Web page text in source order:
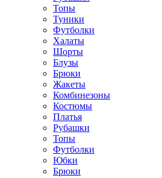
Топы
Туники
Футболки
Халаты
Шорты
Блузы
Брюки
Жакеты
Комбинезоны
Костюмы
Платья
Рубашки
Топы
Футболки
Юбки
Брюки